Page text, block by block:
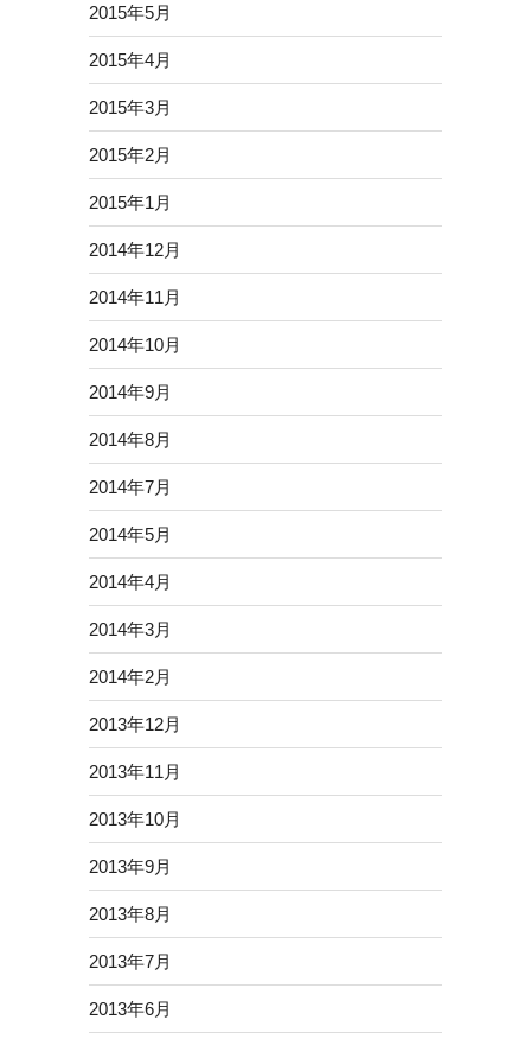
2015年5月
2015年4月
2015年3月
2015年2月
2015年1月
2014年12月
2014年11月
2014年10月
2014年9月
2014年8月
2014年7月
2014年5月
2014年4月
2014年3月
2014年2月
2013年12月
2013年11月
2013年10月
2013年9月
2013年8月
2013年7月
2013年6月